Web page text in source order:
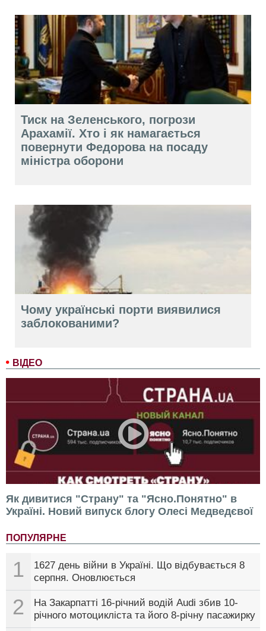
ВІДЕО
Як дивитися "Страну" та "Ясно.Понятно" в
Україні. Новий випуск блогу Олесі Медведєвої
ПОПУЛЯРНЕ
1
1627 день війни в Україні. Що відбувається 8
серпня. Оновлюється
2
На Закарпатті 16-річний водій Audi збив 10-
річного мотоцикліста та його 8-річну пасажирку
Тиск на Зеленського, погрози
Арахамії. Хто і як намагається
повернути Федорова на посаду
міністра оборони
Чому українські порти виявилися
заблокованими?